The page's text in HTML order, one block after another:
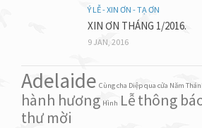
Ý LỄ - XIN ƠN - TẠ ƠN
XIN ƠN THÁNG 1/2016.
9 JAN, 2016
Adelaide Cùng cha Diệp qua cửa Năm
hành hương Hình Lễthông
thư mời